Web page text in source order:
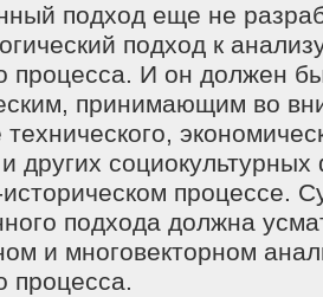
подход еще не
подход к
процесса. И он должен
принимающим во
других
процессе.
подхода должна
и многовекторном
процесса.